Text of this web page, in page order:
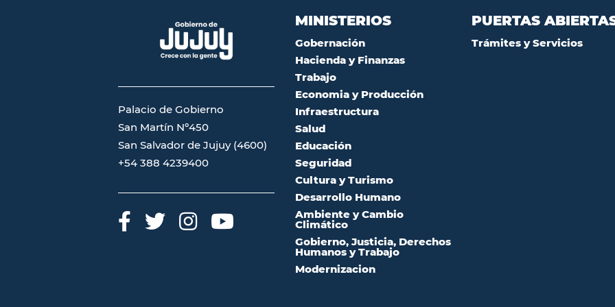
Palacio de Gobierno
San Martín Nº450
San Salvador de Jujuy (4600)
+54 388 4239400
MINISTERIOS
Gobernación
Hacienda y Finanzas
Trabajo
Economia y Producción
Infraestructura
Salud
Educación
Seguridad
Cultura y Turismo
Desarrollo Humano
Ambiente y Cambio
Climático
Gobierno, Justicia, Derechos
Humanos y Trabajo
Modernizacion
PUERTAS
Trámites y Servicios